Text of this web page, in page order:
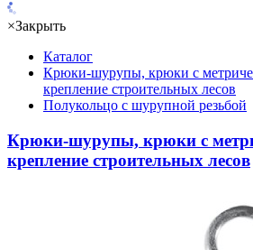
×Закрыть
Каталог
Крюки-шурупы, крюки с
крепление строительных лесов
Полукольцо с шурупной резьбой
Крюки-шурупы, крюки с
крепление строительных лесов